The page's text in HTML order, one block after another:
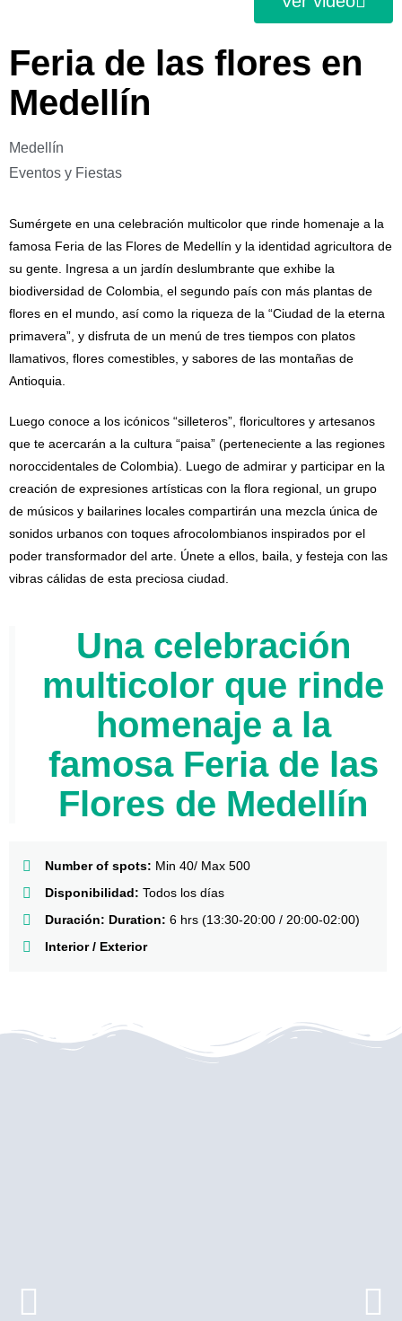
Feria de las flores en
Medellín
Medellín
Eventos y Fiestas
Sumérgete en una celebración multicolor que rinde homenaje a la
famosa Feria de las Flores de Medellín y la identidad agricultora de
su gente. Ingresa a un jardín deslumbrante que exhibe la
biodiversidad de Colombia, el segundo país con más plantas de
flores en el mundo, así como la riqueza de la “Ciudad de la eterna
primavera”, y disfruta de un menú de tres tiempos con platos
llamativos, flores comestibles, y sabores de las montañas de
Antioquia.
Luego conoce a los icónicos “silleteros”, floricultores y artesanos
que te acercarán a la cultura “paisa” (perteneciente a las regiones
noroccidentales de Colombia). Luego de admirar y participar en la
creación de expresiones artísticas con la flora regional, un grupo
de músicos y bailarines locales compartirán una mezcla única de
sonidos urbanos con toques afrocolombianos inspirados por el
poder transformador del arte. Únete a ellos, baila, y festeja con las
vibras cálidas de esta preciosa ciudad.
Una celebración
multicolor que rinde
homenaje a la
famosa Feria de las
Flores de Medellín
Number of spots: Min 40/ Max 500
Disponibilidad: Todos los días
Duración: Duration: 6 hrs (13:30-20:00 / 20:00-02:00)
Interior / Exterior